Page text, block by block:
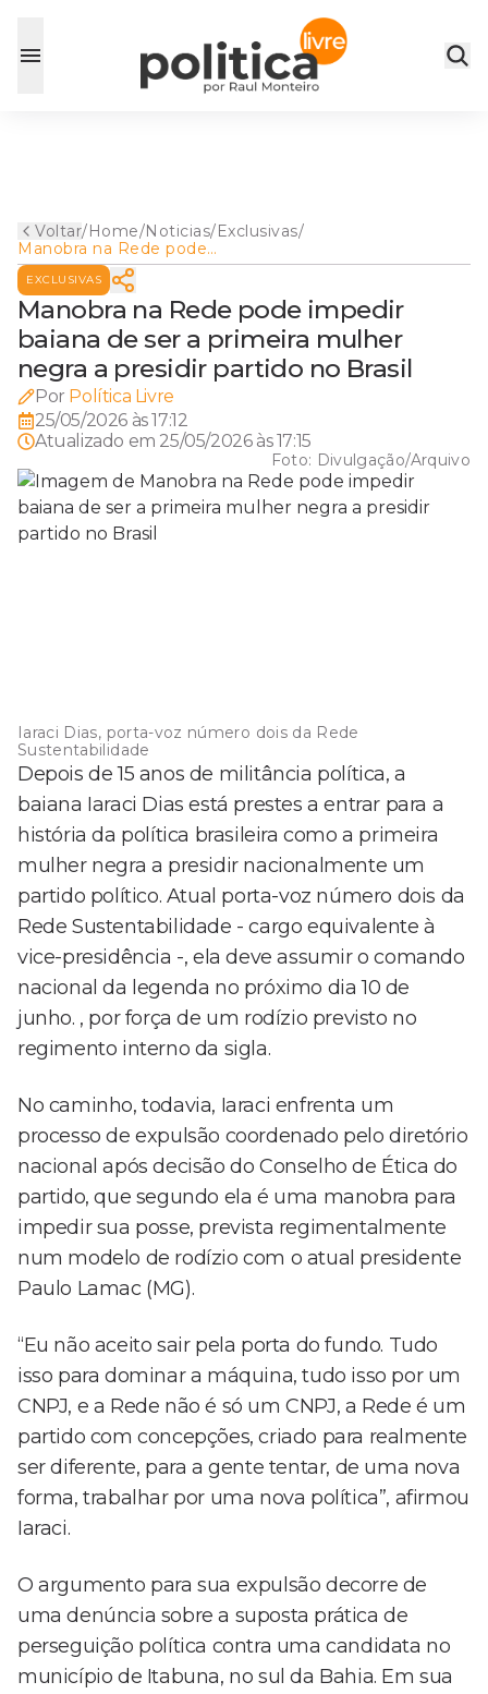
Voltar/Home/Noticias/Exclusivas/
Manobra na Rede pode
impedir baiana de ser a
primeira mulher negra a
presidir partido no Brasil
EXCLUSIVAS
Manobra na Rede pode impedir
baiana de ser a primeira mulher
negra a presidir partido no Brasil
Por Política Livre
25/05/2026 às 17:12
Atualizado em 25/05/2026 às 17:15
Foto: Divulgação/Arquivo
Iaraci Dias, porta-voz número dois da Rede
Sustentabilidade
Depois de 15 anos de militância política, a
baiana Iaraci Dias está prestes a entrar para a
história da política brasileira como a primeira
mulher negra a presidir nacionalmente um
partido político. Atual porta-voz número dois da
Rede Sustentabilidade - cargo equivalente à
vice-presidência -, ela deve assumir o comando
nacional da legenda no próximo dia 10 de
junho. , por força de um rodízio previsto no
regimento interno da sigla.
No caminho, todavia, Iaraci enfrenta um
processo de expulsão coordenado pelo diretório
nacional após decisão do Conselho de Ética do
partido, que segundo ela é uma manobra para
impedir sua posse, prevista regimentalmente
num modelo de rodízio com o atual presidente
Paulo Lamac (MG).
“Eu não aceito sair pela porta do fundo. Tudo
isso para dominar a máquina, tudo isso por um
CNPJ, e a Rede não é só um CNPJ, a Rede é um
partido com concepções, criado para realmente
ser diferente, para a gente tentar, de uma nova
forma, trabalhar por uma nova política”, afirmou
Iaraci.
O argumento para sua expulsão decorre de
uma denúncia sobre a suposta prática de
perseguição política contra uma candidata no
município de Itabuna, no sul da Bahia. Em sua